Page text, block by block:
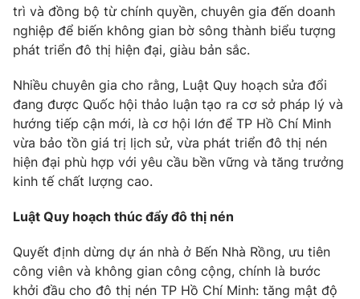
Liên hệ quảng cáo: 024-7300.7108
® Cấm sao chép dưới mọi hình thức nếu không có sự chấp
thuận bằng văn bản. Ghi rõ nguồn VTV.vn khi phát hành lại
thông tin từ website này.
trì và đồng bộ từ chính quyền, chuyên gia đến doanh
nghiệp để biến không gian bờ sông thành biểu tượng
phát triển đô thị hiện đại, giàu bản sắc.
Nhiều chuyên gia cho rằng, Luật Quy hoạch sửa đổi
đang được Quốc hội thảo luận tạo ra cơ sở pháp lý và
hướng tiếp cận mới, là cơ hội lớn để TP Hồ Chí Minh
vừa bảo tồn giá trị lịch sử, vừa phát triển đô thị nén
hiện đại phù hợp với yêu cầu bền vững và tăng trưởng
kinh tế chất lượng cao.
Luật Quy hoạch thúc đẩy đô thị nén
Quyết định dừng dự án nhà ở Bến Nhà Rồng, ưu tiên
công viên và không gian công cộng, chính là bước
khởi đầu cho đô thị nén TP Hồ Chí Minh: tăng mật độ